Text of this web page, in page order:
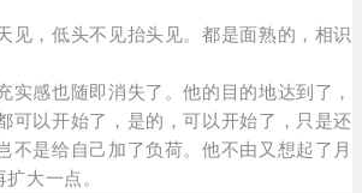
，低头不见抬头见。都是面熟的，相识
感也随即消失了。他的目的地达到了，
以开始了，是的，可以开始了，只是还
是给自己加了负荷。他不由又想起了月
大一点。